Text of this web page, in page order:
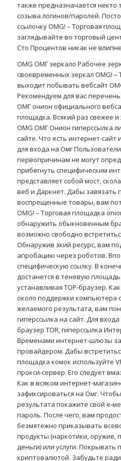
также предназначается некто
созыва логинов/паролей.
ссылочку OMG! – Торговая
заглядывайте во торговый
Сто Процентов никак не
OMG ОМГ зеркало Рабочее
своевременных зеркал OMG! –
выходит побывать вебсайт
Рекомендуем для вас
ОМГ онион официального
площадка. Всякий раз свежее
OMG ОМГ Онион гиперссылка
сайте. Что есть интернет-
для входа на Омг
первопричинам не могут
прибегнуть специфическим
представляет собой мост,
веб и Даркнет. Дабы завязать
воспрещенные товары, вам
OMG! – Торговая площадка
обнаружить обыкновенным
возможно свободно
Обнаружив экий ресурс, вам
апробацию через роботов.
специфическую ссылку. В
достанется в теневую
устанавливая ТОР-браузер.
около поддержки компьютера
желаемого результата, вам
гиперссылка на сайт. Для
браузер TOR, гиперссылка
Временами интернет-шлюзы
провайдером. Дабы
площадка комок используйте
прокси-сервер. Его следует
Как в всяком интернет-
зафиксироваться на Омг.
результата покажите свой е-
пароль. После чего, вам
безмятежно приказывать
продукты (наркотики, оружие,
деньги) или услуги. Покрывать
криптовалютой. Забудьте